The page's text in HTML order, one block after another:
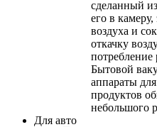
сделанный
его в
воздуха и
откачку
потребление
Бытовой
аппараты
продуктов
небольшого
Для авто